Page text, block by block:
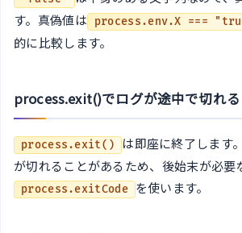
す。真偽値は
process.env.X ===
的に比較します。
process.exit()でログが途中で切れる
process.exit()
は即座に終了します
が切れることがあるため、後始末が必要
process.exitCode を使います。